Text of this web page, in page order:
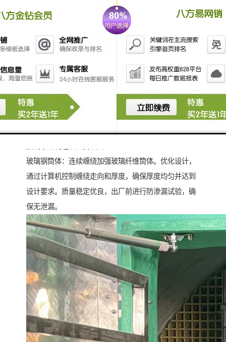
玻璃钢筒体：连续缠绕加强玻璃纤维筒体。优化设计，
通过计算机控制缠绕走向和厚度，确保厚度均匀并达到
设计要求。质量稳定优良，出厂前进行防渗漏试验，确
保无泄漏。